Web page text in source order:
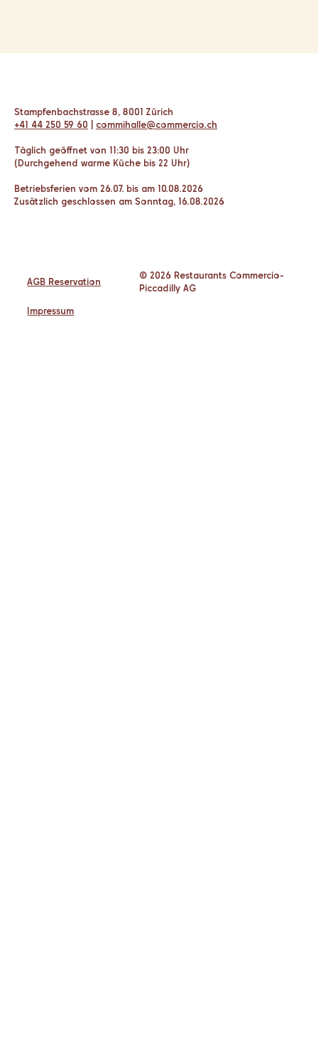
Stampfenbachstrasse 8, 8001 Zürich
+41 44 250 59 60
commihalle@commercio.ch
Täglich geöffnet von 11:30 bis 23:00 Uhr
(Durchgehend warme Küche bis 22 Uhr)
Betriebsferien vom 26.07. bis am 10.08.2026
Zusätzlich geschlossen am Sonntag, 16.08.2026
Impressum
AGB Reservation
© 2026 Restaurants Commercio-
Piccadilly AG